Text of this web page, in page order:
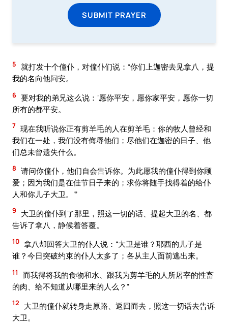
SUBMIT PRAYER
5 就打发十个僮仆，对僮仆们说：“你们上迦密去见拿八，提
我的名向他问安。
6 要对我的弟兄这么说：‘愿你平安，愿你家平安，愿你一切
所有的都平安。
7 现在我听说你正有剪羊毛的人在剪羊毛：你的牧人曾经和
我们在一处，我们没有侮辱他们；尽他们在迦密的日子、他
们总未曾遗失什么。
8 请问你僮仆，他们自会告诉你。为此愿我的僮仆得到你顾
爱；因为我们是在佳节日子来的；求你将随手找得着的给仆
人和你儿子大卫。’”
9
大卫的僮仆到了那里，照这一切的话、提起大卫的名、都
告诉了拿八，静候着答覆。
10 拿八却回答大卫的仆人说：“大卫是谁？耶西的儿子是
谁？今日突破约束的仆人太多了；各从主人面前逃出来。
11
而我得将我的食物和水、跟我为剪羊毛的人所屠宰的性畜
的肉、给不知道从哪里来的人么？”
12
大卫的僮仆就转身走原路、返回而去，照这一切话去告诉
大卫。